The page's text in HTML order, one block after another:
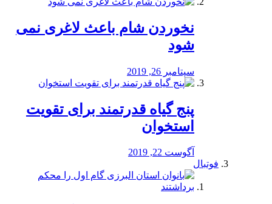
نخوردن شام باعث لاغری نمی
‌شود
سپتامبر 26, 2019
پنج گیاه قدرتمند برای تقویت
استخوان
آگوست 22, 2019
فوتبال